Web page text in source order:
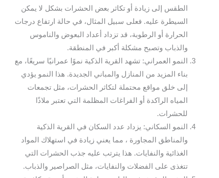
الطقس إلى زيادة أو تكاثر بعض الحشرات بشكل لا يمكن
السيطرة عليه. فعلى سبيل المثال، في حالة ارتفاع درجات
الحرارة أو الرطوبة، قد تزداد أعداد البعوض والناموس
والذباب وتصبح مشكلة أكبر في المنطقة.
النمو العمراني: تشهد القرية الذكية نموًا عمرانيًا سريعًا، مع
بناء المزيد من المنازل والمباني الجديدة. هذا النمو يؤدي
إلى خلق مواقع محتملة لتكاثر الحشرات، مثل تجمعات
المياه الراكدة أو الفراغات المظلمة التي تعتبر ملاذًا
للحشرات.
النمو السكاني: يزداد عدد السكان في القرية الذكية
والمناطق المجاورة ، مما يعني زيادة في استهلاك المواد
الغذائية والنفايات. هذا يترتب عليه جذب الحشرات التي
تتغذى على الفضلات والنفايات، مثل الصراصير والذباب.